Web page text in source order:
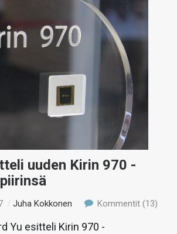
uuden Kirin 970 -
/Juha Kokkonen Kommentit (13)
Yu esitteli Kirin 970 -